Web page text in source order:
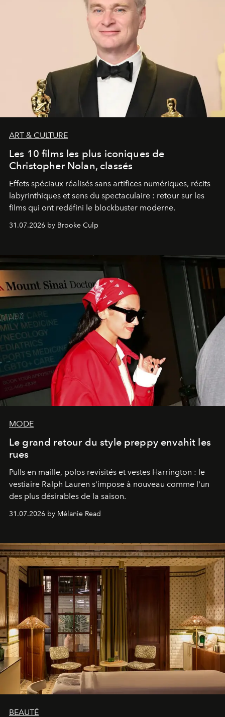
ART & CULTURE
Les 10 films les plus iconiques de
Christopher Nolan, classés
Effets spéciaux réalisés sans artifices numériques, récits
labyrinthiques et sens du spectaculaire : retour sur les
films qui ont redéfini le blockbuster moderne.
31.07.2026 by Brooke Culp
MODE
Le grand retour du style preppy envahit les
rues
Pulls en maille, polos revisités et vestes Harrington : le
vestiaire Ralph Lauren s'impose à nouveau comme l'un
des plus désirables de la saison.
31.07.2026 by Mélanie Read
BEAUTÉ